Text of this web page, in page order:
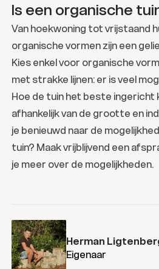
Herman
Eigenaar
Is een organische
Van hoekwoning tot vrijstaand
organische vormen zijn een
Kies enkel voor organische
met strakke lijnen: er is veel
Hoe de tuin het beste ingericht
afhankelijk van de grootte en
je benieuwd naar de
tuin? Maak vrijblijvend een
je meer over de mogelijkheden.